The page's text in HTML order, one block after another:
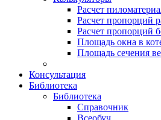
Расчет
Расчет пропорций
Расчет пропорций
Площадь окна в
Площадь сечения
Консультация
Библиотека
Библиотека
Справочник
Всеобуч